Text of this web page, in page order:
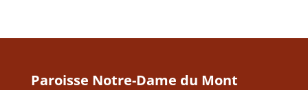
Paroisse Notre-Dame du Mont